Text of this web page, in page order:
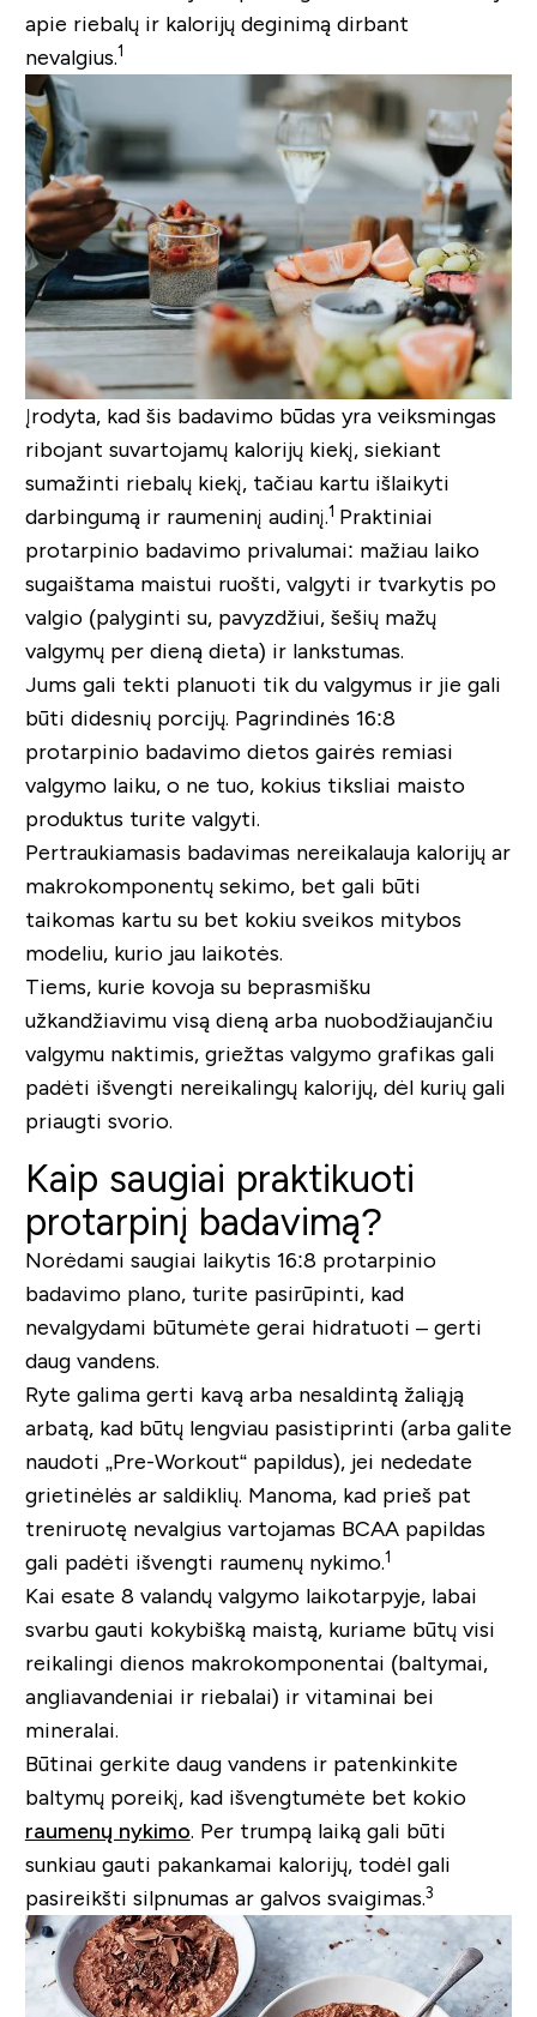
apie riebalų ir kalorijų deginimą dirbant
nevalgius.1
Įrodyta, kad šis badavimo būdas yra veiksmingas
ribojant suvartojamų kalorijų kiekį, siekiant
sumažinti riebalų kiekį, tačiau kartu išlaikyti
darbingumą ir raumeninį audinį.1 Praktiniai
protarpinio badavimo privalumai: mažiau laiko
sugaištama maistui ruošti, valgyti ir tvarkytis po
valgio (palyginti su, pavyzdžiui, šešių mažų
valgymų per dieną dieta) ir lankstumas.
Jums gali tekti planuoti tik du valgymus ir jie gali
būti didesnių porcijų. Pagrindinės 16:8
protarpinio badavimo dietos gairės remiasi
valgymo laiku, o ne tuo, kokius tiksliai maisto
produktus turite valgyti.
Pertraukiamasis badavimas nereikalauja kalorijų ar
makrokomponentų sekimo, bet gali būti
taikomas kartu su bet kokiu sveikos mitybos
modeliu, kurio jau laikotės.
Tiems, kurie kovoja su beprasmišku
užkandžiavimu visą dieną arba nuobodžiaujančiu
valgymu naktimis, griežtas valgymo grafikas gali
padėti išvengti nereikalingų kalorijų, dėl kurių gali
priaugti svorio.
Kaip saugiai praktikuoti
protarpinį badavimą?
Norėdami saugiai laikytis 16:8 protarpinio
badavimo plano, turite pasirūpinti, kad
nevalgydami būtumėte gerai hidratuoti – gerti
daug vandens.
Ryte galima gerti kavą arba nesaldintą žaliąją
arbatą, kad būtų lengviau pasistiprinti (arba galite
naudoti „Pre-Workout“ papildus), jei nededate
grietinėlės ar saldiklių. Manoma, kad prieš pat
treniruotę nevalgius vartojamas BCAA papildas
gali padėti išvengti raumenų nykimo.1
Kai esate 8 valandų valgymo laikotarpyje, labai
svarbu gauti kokybišką maistą, kuriame būtų visi
reikalingi dienos makrokomponentai (baltymai,
angliavandeniai ir riebalai) ir vitaminai bei
mineralai.
Būtinai gerkite daug vandens ir patenkinkite
baltymų poreikį, kad išvengtumėte bet kokio
raumenų nykimo. Per trumpą laiką gali būti
sunkiau gauti pakankamai kalorijų, todėl gali
pasireikšti silpnumas ar galvos svaigimas.3